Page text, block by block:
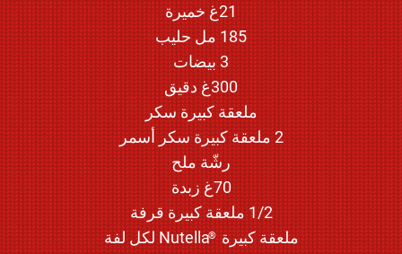
21غ خميرة
185 مل حليب
3 بيضات
300غ دقيق
ملعقة كبيرة سكر
2 ملعقة كبيرة سكر أسمر
رشّة ملح
70غ زبدة
1/2 ملعقة كبيرة قرفة
ملعقة كبيرة®Nutella لكل لفة